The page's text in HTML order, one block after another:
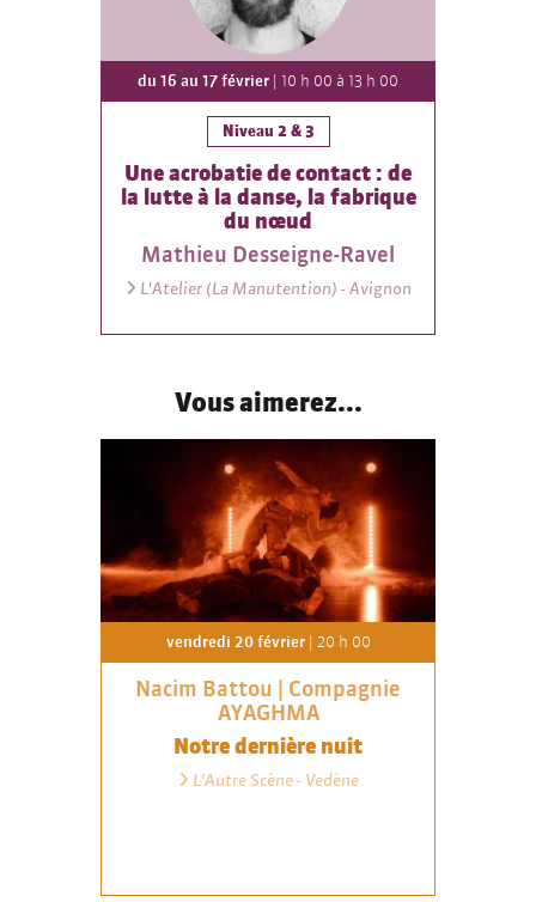
du 16 au 17 février | 10 h 00 à 13 h 00
Niveau 2 & 3
Une acrobatie de contact : de
la lutte à la danse, la fabrique
du nœud
Mathieu Desseigne-Ravel
L'Atelier (La Manutention) - Avignon
Vous aimerez...
vendredi 20 février| 20 h 00
Nacim Battou | Compagnie
AYAGHMA
Notre dernière nuit
L'Autre Scène - Vedène